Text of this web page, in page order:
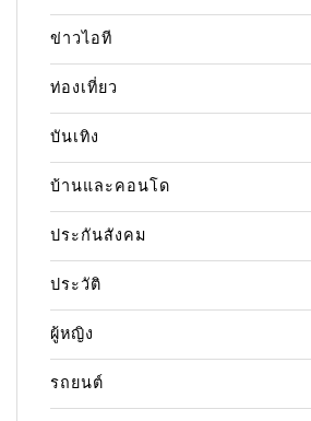
ข่าวไอที
ท่องเที่ยว
บันเทิง
บ้านและคอนโด
ประกันสังคม
ประวัติ
ผู้หญิง
รถยนต์